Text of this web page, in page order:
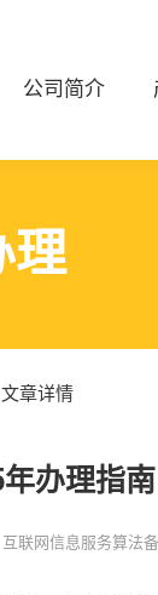
公司简介
理
章详情
办理指南
互联网信息服务算法